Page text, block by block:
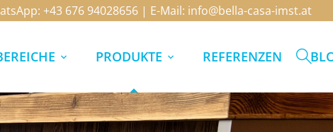
+43 676 94028656 | E-Mail: info@bella-casa-imst.at
PRODUKTE REFERENZEN